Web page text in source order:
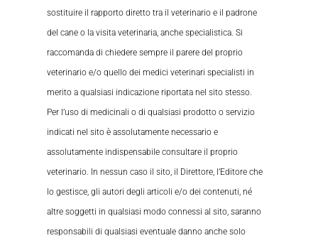
sostituire il rapporto diretto tra il veterinario e il padrone
del cane o la visita veterinaria, anche specialistica. Si
raccomanda di chiedere sempre il parere del proprio
veterinario e/o quello dei medici veterinari specialisti in
merito a qualsiasi indicazione riportata nel sito stesso.
Per l’uso di medicinali o di qualsiasi prodotto o servizio
indicati nel sito è assolutamente necessario e
assolutamente indispensabile consultare il proprio
veterinario. In nessun caso il sito, il Direttore, l’Editore che
lo gestisce, gli autori degli articoli e/o dei contenuti, né
altre soggetti in qualsiasi modo connessi al sito, saranno
responsabili di qualsiasi eventuale danno anche solo